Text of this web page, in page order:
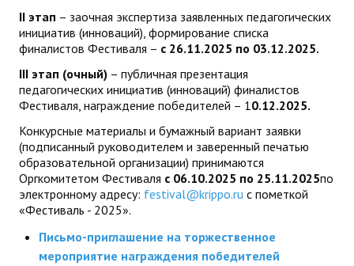
II этап – заочная экспертиза заявленных педагогических
инициатив (инноваций), формирование списка
финалистов Фестиваля – с 26.11.2025 по 03.12.2025.
III этап (очный) – публичная презентация
педагогических инициатив (инноваций) финалистов
Фестиваля, награждение победителей – 10.12.2025.
Конкурсные материалы и бумажный вариант заявки
(подписанный руководителем и заверенный печатью
образовательной организации) принимаются
Оргкомитетом Фестиваля с 06.10.2025 по 25.11.2025по
электронному адресу: festival@krippo.ru с пометкой
«Фестиваль - 2025».
Письмо-приглашение на торжественное
мероприятие награждения победителей